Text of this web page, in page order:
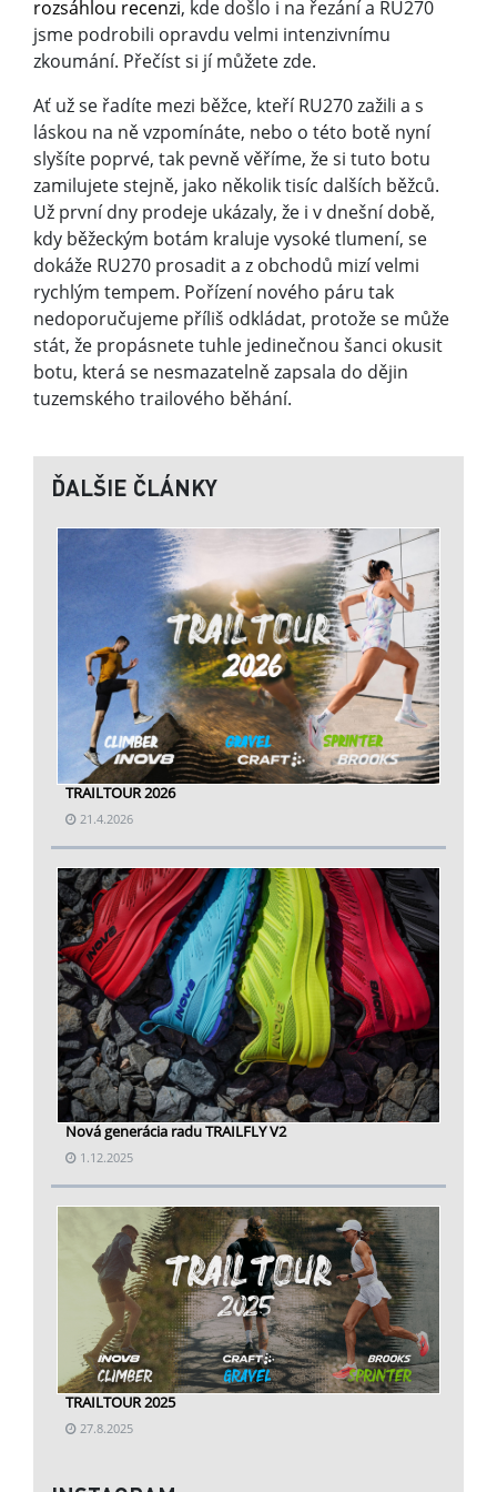
rozsáhlou recenzi, kde došlo i na řezání a RU270
jsme podrobili opravdu velmi intenzivnímu
zkoumání. Přečíst si jí můžete zde.
Ať už se řadíte mezi běžce, kteří RU270 zažili a s
láskou na ně vzpomínáte, nebo o této botě nyní
slyšíte poprvé, tak pevně věříme, že si tuto botu
zamilujete stejně, jako několik tisíc dalších běžců.
Už první dny prodeje ukázaly, že i v dnešní době,
kdy běžeckým botám kraluje vysoké tlumení, se
dokáže RU270 prosadit a z obchodů mizí velmi
rychlým tempem. Pořízení nového páru tak
nedoporučujeme příliš odkládat, protože se může
stát, že propásnete tuhle jedinečnou šanci okusit
botu, která se nesmazatelně zapsala do dějin
tuzemského trailového běhání.
ĎALŠIE ČLÁNKY
TRAILTOUR 2026
21.4.2026
Nová generácia radu TRAILFLY V2
1.12.2025
TRAILTOUR 2025
27.8.2025